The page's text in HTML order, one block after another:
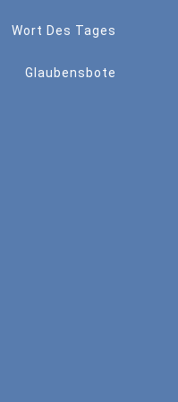
Wort Des Tages
Glaubensbote